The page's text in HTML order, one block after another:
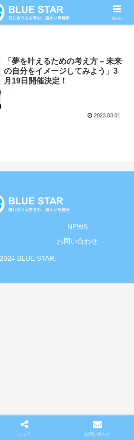
「夢を叶えるための考え方 – 未来
の自分をイメージしてみよう」3
月19日開催決定！
2023.03.01
NEWS
お問い合わせ
BLUE STAR.
Menu
シェア お問い合わせ